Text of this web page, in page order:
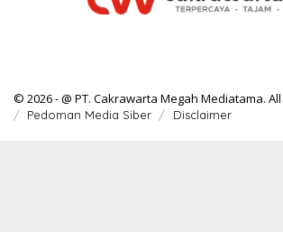
© 2026 - @ PT. Cakrawarta Megah Mediatama.
Pedoman Media Siber Disclaimer